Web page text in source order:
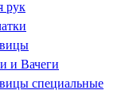
рук
и Вачеги
специальные